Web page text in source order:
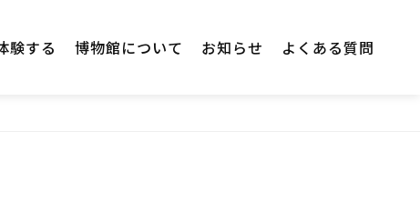
験する 博物館について お知らせ よくある質問